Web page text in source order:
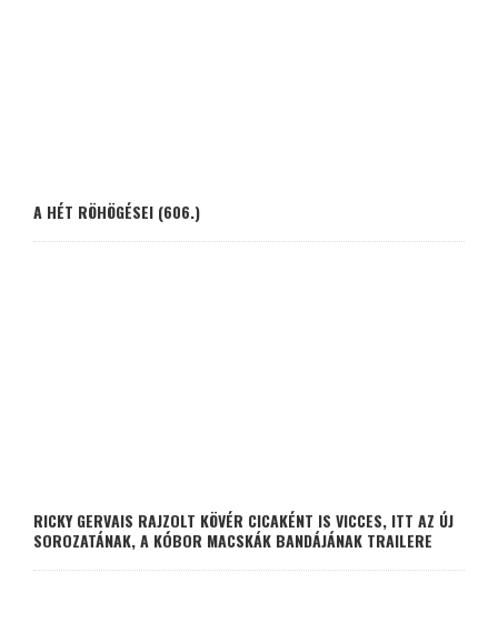
A HÉT RÖHÖGÉSEI (606.)
RICKY GERVAIS RAJZOLT KÖVÉR CICAKÉNT IS VICCES, ITT AZ ÚJ
SOROZATÁNAK, A KÓBOR MACSKÁK BANDÁJÁNAK TRAILERE